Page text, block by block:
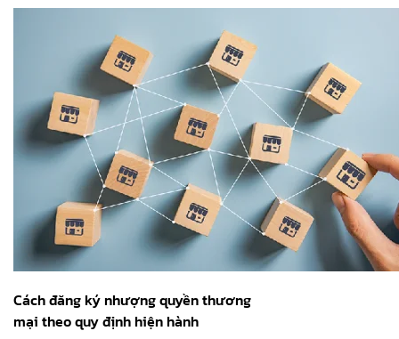
Cách đăng ký nhượng quyền thương
mại theo quy định hiện hành